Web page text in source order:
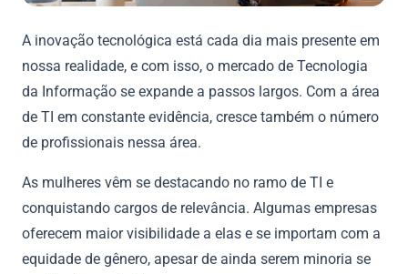
A inovação tecnológica está cada dia mais presente em
nossa realidade, e com isso, o mercado de Tecnologia
da Informação se expande a passos largos. Com a área
de TI em constante evidência, cresce também o número
de profissionais nessa área.
As mulheres vêm se destacando no ramo de TI e
conquistando cargos de relevância. Algumas empresas
oferecem maior visibilidade a elas e se importam com a
equidade de gênero, apesar de ainda serem minoria se